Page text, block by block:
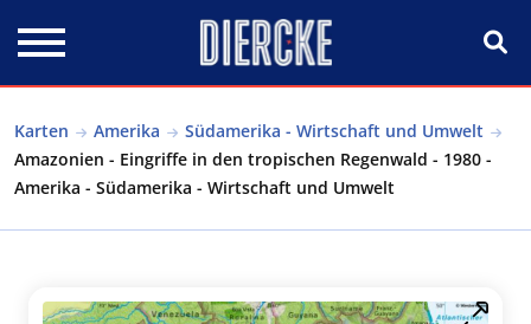
Karten Amerika
Südamerika - Wirtschaft und Umwelt
Amazonien - Eingriffe in den tropischen Regenwald - 1980 -
Amerika - Südamerika - Wirtschaft und Umwelt